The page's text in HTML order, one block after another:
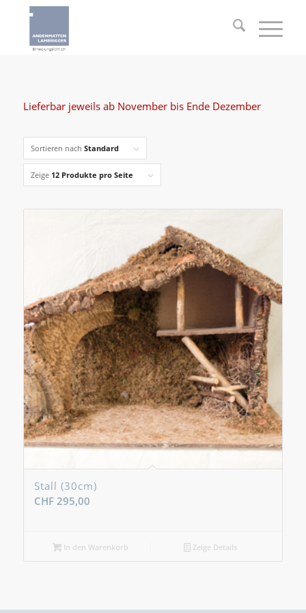
Lieferbar jeweils ab November bis Ende Dezember
Sortieren nach Standard
Zeige 12 Produkte pro Seite
Stall (30cm)
CHF295,00
In den Warenkorb Zeige Details